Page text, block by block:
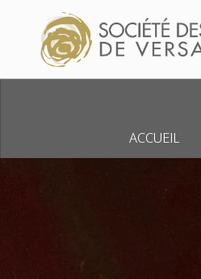
Skip to content
ACCUEIL